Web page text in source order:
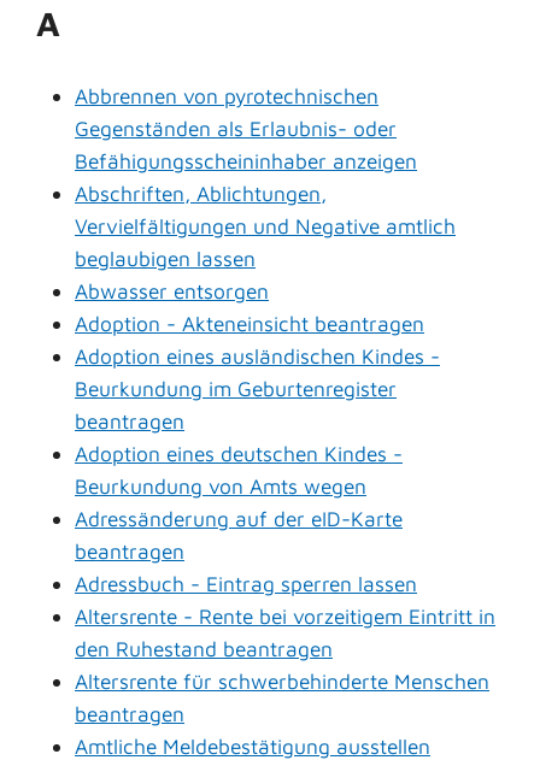
A
Abbrennen von pyrotechnischen
Gegenständen als Erlaubnis- oder
Befähigungsscheininhaber anzeigen
Abschriften, Ablichtungen,
Vervielfältigungen und Negative amtlich
beglaubigen lassen
Abwasser entsorgen
Adoption - Akteneinsicht beantragen
Adoption eines ausländischen Kindes -
Beurkundung im Geburtenregister
beantragen
Adoption eines deutschen Kindes -
Beurkundung von Amts wegen
Adressänderung auf der eID-Karte
beantragen
Adressbuch - Eintrag sperren lassen
Altersrente - Rente bei vorzeitigem Eintritt in
den Ruhestand beantragen
Altersrente für schwerbehinderte Menschen
beantragen
Amtliche Meldebestätigung ausstellen